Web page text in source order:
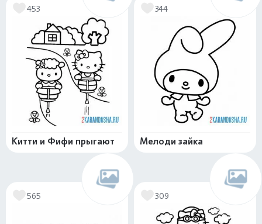
453
Китти и Фифи прыгают
344
Мелоди зайка
565 309